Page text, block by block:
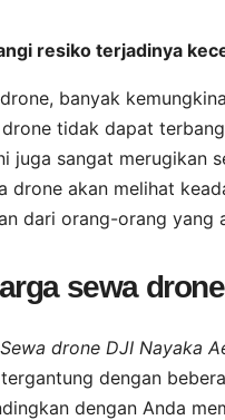
resiko terjadinya
banyak
drone tidak dapat
juga sangat merugikan
drone akan melihat
dari orang-orang yang
sewa
drone DJI Nayaka
dengan
dengan Anda